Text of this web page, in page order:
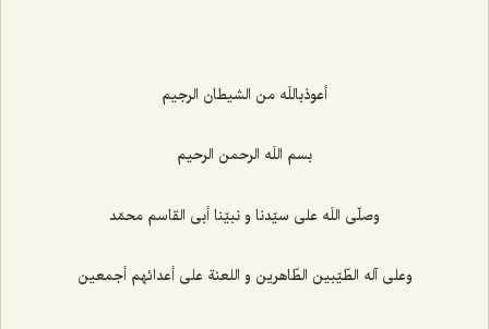
أعوذباللَه من الشيطان الرجيم‌
بسم اللَه الرحمن الرحيم‌
وصلّى اللَه على سيّدنا و نبيّنا أبى القاسم محمّد
وعلى آله الطّيّبين الطّاهرين و اللعنة على أعدائهم أجمعين‌